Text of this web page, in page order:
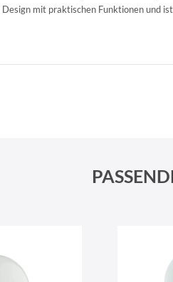
mit praktischen Funktionen und